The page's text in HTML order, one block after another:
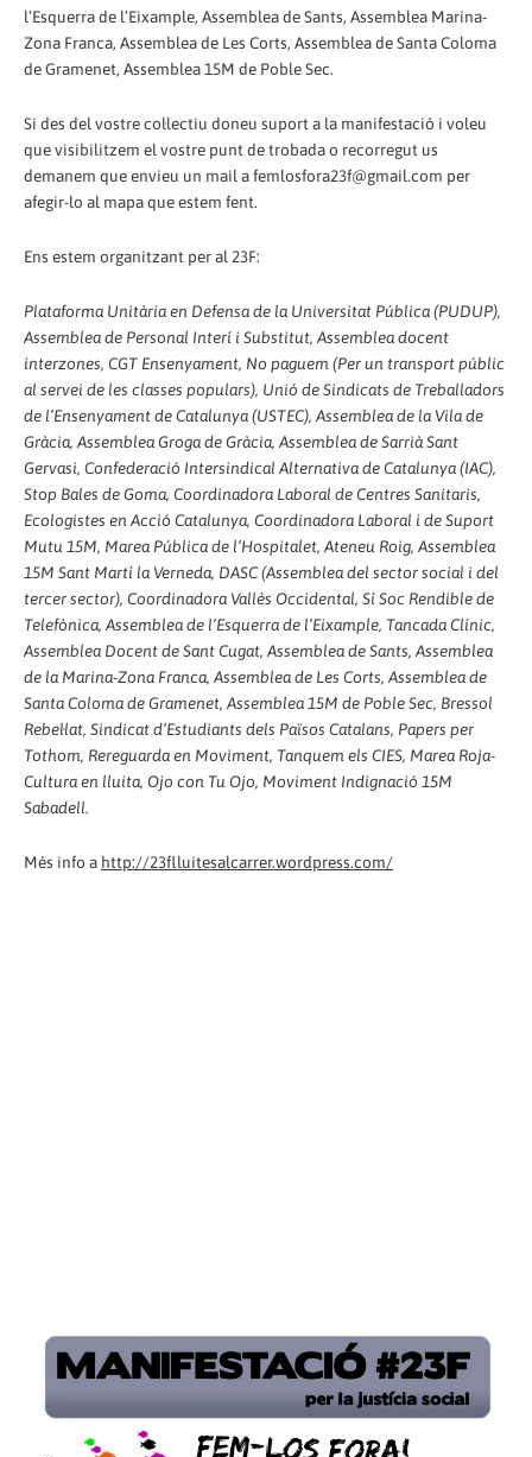
l’Esquerra de l’Eixample, Assemblea de Sants, Assemblea Marina-
Zona Franca, Assemblea de Les Corts, Assemblea de Santa Coloma
de Gramenet, Assemblea 15M de Poble Sec.
Si des del vostre col·lectiu doneu suport a la manifestació i voleu
que visibilitzem el vostre punt de trobada o recorregut us
demanem que envieu un mail a femlosfora23f@gmail.com per
afegir-lo al mapa que estem fent.
Ens estem organitzant per al 23F:
Plataforma Unitària en Defensa de la Universitat Pública (PUDUP),
Assemblea de Personal Interí i Substitut, Assemblea docent
interzones, CGT Ensenyament, No paguem (Per un transport públic
al servei de les classes populars), Unió de Sindicats de Treballadors
de l’Ensenyament de Catalunya (USTEC), Assemblea de la Vila de
Gràcia, Assemblea Groga de Gràcia, Assemblea de Sarrià Sant
Gervasi, Confederació Intersindical Alternativa de Catalunya (IAC),
Stop Bales de Goma, Coordinadora Laboral de Centres Sanitaris,
Ecologistes en Acció Catalunya, Coordinadora Laboral i de Suport
Mutu 15M, Marea Pública de l’Hospitalet, Ateneu Roig, Assemblea
15M Sant Martí la Verneda, DASC (Assemblea del sector social i del
tercer sector), Coordinadora Vallès Occidental, Sí Soc Rendible de
Telefònica, Assemblea de l’Esquerra de l’Eixample, Tancada Clínic,
Assemblea Docent de Sant Cugat, Assemblea de Sants, Assemblea
de la Marina-Zona Franca, Assemblea de Les Corts, Assemblea de
Santa Coloma de Gramenet, Assemblea 15M de Poble Sec, Bressol
Rebel·lat, Sindicat d’Estudiants dels Països Catalans, Papers per
Tothom, Rereguarda en Moviment, Tanquem els CIES, Marea Roja-
Cultura en lluita, Ojo con Tu Ojo, Moviment Indignació 15M
Sabadell.
Més info a http://23flluitesalcarrer.wordpress.com/